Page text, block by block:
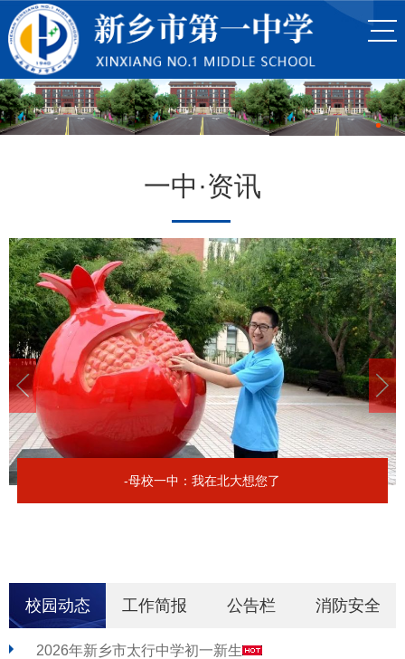
一中·资讯
-母校一中：我在北大想您了
校园动态 工作简报 公告栏 消防安全
2026年新乡市太行中学初一新生